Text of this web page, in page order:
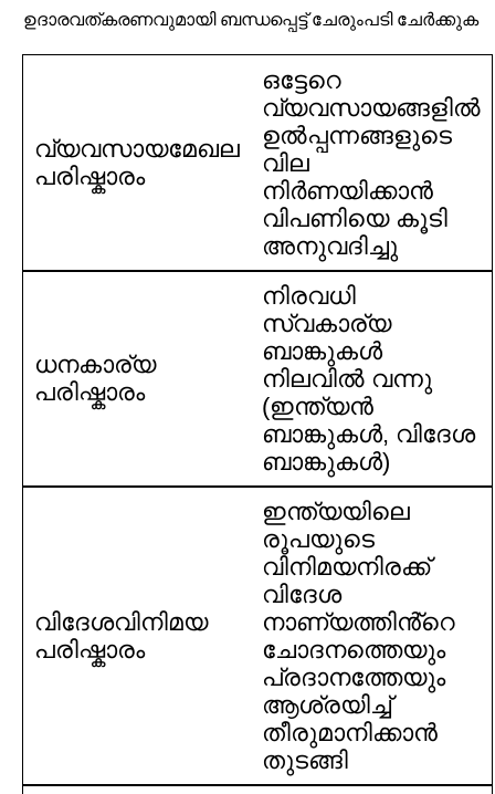
ഉദാരവത്കരണവുമായി ബന്ധപ്പെട്ട് ചേരുംപടി ചേർക്കുക
വ്യവസായമേഖല
പരിഷ്കാരം
ഒട്ടേറെ
വ്യവസായങ്ങളിൽ
ഉൽപ്പന്നങ്ങളുടെ
വില
നിർണയിക്കാൻ
വിപണിയെ കൂടി
അനുവദിച്ചു
ധനകാര്യ
പരിഷ്കാരം
നിരവധി
സ്വകാര്യ
ബാങ്കുകൾ
നിലവിൽ വന്നു
(ഇന്ത്യൻ
ബാങ്കുകൾ, വിദേശ
ബാങ്കുകൾ)
വിദേശവിനിമയ
പരിഷ്കാരം
ഇന്ത്യയിലെ
രൂപയുടെ
വിനിമയനിരക്ക്
വിദേശ
നാണ്യത്തിൻ്റെ
ചോദനത്തെയും
പ്രദാനത്തേയും
ആശ്രയിച്ച്
തീരുമാനിക്കാൻ
തുടങ്ങി